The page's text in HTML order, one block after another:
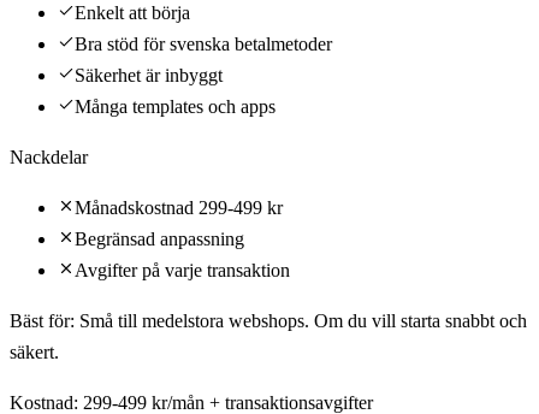
Enkelt att börja
Bra stöd för svenska betalmetoder
Säkerhet är inbyggt
Många templates och apps
Nackdelar
Månadskostnad 299-499 kr
Begränsad anpassning
Avgifter på varje transaktion
Bäst för: Små till medelstora webshops. Om du vill starta snabbt och
säkert.
Kostnad: 299-499 kr/mån + transaktionsavgifter